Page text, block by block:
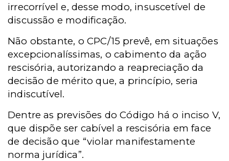
irrecorrível e, desse modo, insuscetível de
discussão e modificação.
Não obstante, o CPC/15 prevê, em situações
excepcionalíssimas, o cabimento da ação
rescisória, autorizando a reapreciação da
decisão de mérito que, a princípio, seria
indiscutível.
Dentre as previsões do Código há o inciso V,
que dispõe ser cabível a rescisória em face
de decisão que “violar manifestamente
norma jurídica”.